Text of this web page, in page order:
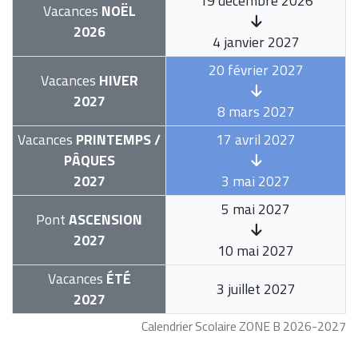
Calendrier Scolaire ZONE B 2026-2027
Vacances NOËL
2026
4 janvier 2027
Vacances HIVER
2027
20 février 2027
8 mars 2027
Vacances PRINTEMPS /
PÂQUES
2027
17 avril 2027
3 mai 2027
PontASCENSION
2027
5 mai 2027
10 mai 2027
Vacances ÉTÉ
2027
3 juillet 2027